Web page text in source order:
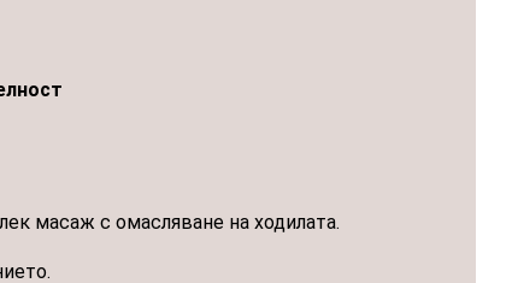
масаж с омасляване на ходилата.